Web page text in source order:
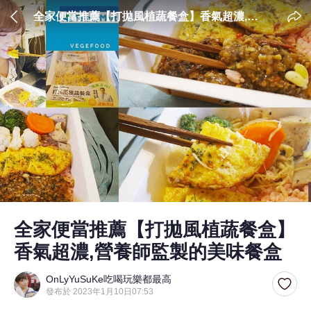
全家便當推薦【打拋風植蔬餐盒】香氣超濃,營
養師監製的美味餐盒
全家便當推薦【打拋風植蔬餐盒】
香氣超濃,營養師監製的美味餐盒
OnLyYuSuKe吃喝玩樂都最高
發布於 2023年1月10日07:53